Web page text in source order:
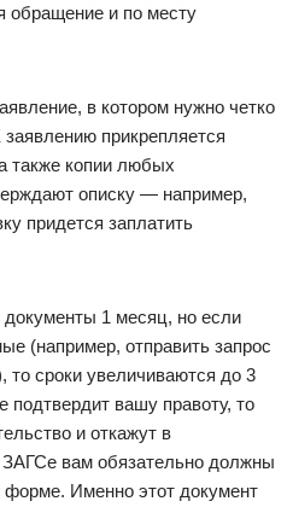
обращение и по месту
в котором нужно четко
прикрепляется
также копии любых
описку — например,
придется заплатить
1 месяц, но если
(например, отправить запрос
то сроки увеличиваются до 3
подтвердит вашу правоту, то
и откажут в
ЗАГСе вам обязательно должны
форме. Именно этот документ